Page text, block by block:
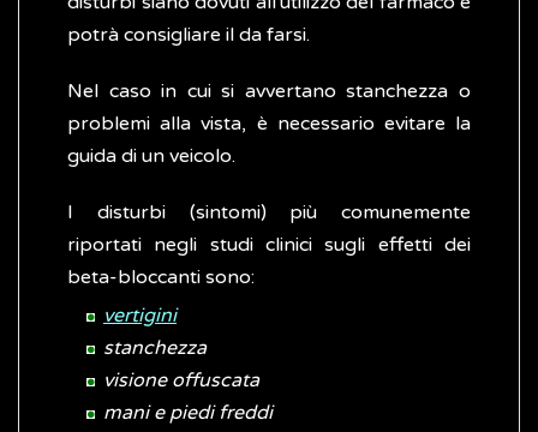
potrà consigliare il da farsi.
Nel caso in cui si avvertano stanchezza o
problemi alla vista, è necessario evitare la
guida di un veicolo.
I disturbi (sintomi) più comunemente
riportati negli studi clinici sugli effetti dei
beta-bloccanti sono:
vertigini
stanchezza
visione offuscata
mani e piedi freddi